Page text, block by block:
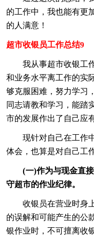
的工作中，我也能有更
的人满意！
超市收银员工作总结9
我从事超市收银工作
和业务水平离工作的实
够克服困难，努力学习
同志请教和学习，能踏
市的发展作出了自己应
现针对自己在工作中
体会，也算是对自己工
(一)作为与现金直
守超市的作业纪律。
收银员在营业时身上
的误解和可能产生的公
银作业时，不可擅离收